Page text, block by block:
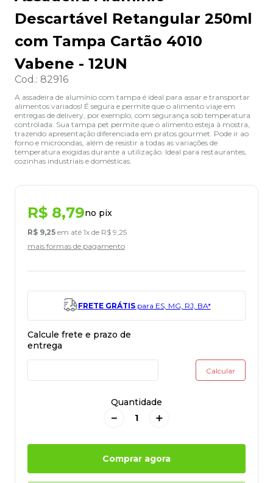
Descartável Retangular 250ml
com Tampa Cartão 4010
Vabene - 12UN
Cod.: 82916
A assadeira de alumínio com tampa é ideal para assar e transportar
alimentos variados! É segura e permite que o alimento viaje em
entregas de delivery, por exemplo, com segurança sob temperatura
controlada. Sua tampa pet permite que o alimento esteja à mostra,
trazendo apresentação diferenciada em pratos gourmet. Pode ir ao
forno e microondas, além de resistir a todas as variações de
temperatura exigidas durante a utilização. Ideal para restaurantes,
cozinhas industriais e domésticas.
R$ 8,79no pix
R$ 9,25 em até 1x de R$ 9,25
mais formas de pagamento
FRETE GRÁTISpara ES, MG, RJ, BA*
Quantidade
＋
－
Comprar agora